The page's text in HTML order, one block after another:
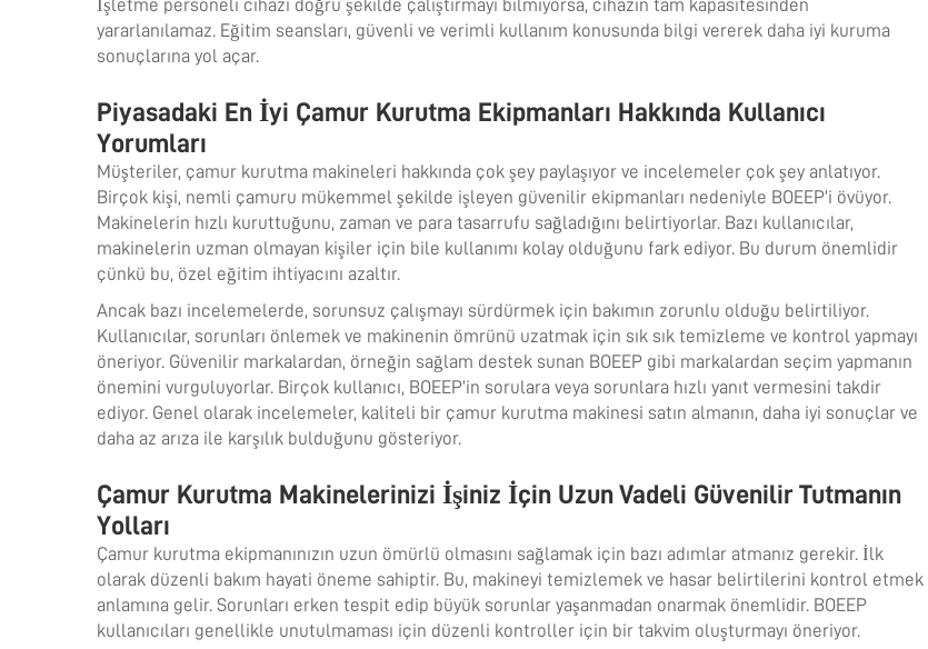
İşletme personeli cihazı doğru şekilde çalıştırmayı bilmiyorsa, cihazın tam kapasitesinden
yararlanılamaz. Eğitim seansları, güvenli ve verimli kullanım konusunda bilgi vererek daha iyi kuruma
sonuçlarına yol açar.
Piyasadaki En İyi Çamur Kurutma Ekipmanları Hakkında Kullanıcı
Yorumları
Müşteriler, çamur kurutma makineleri hakkında çok şey paylaşıyor ve incelemeler çok şey anlatıyor.
Birçok kişi, nemli çamuru mükemmel şekilde işleyen güvenilir ekipmanları nedeniyle BOEEP’i övüyor.
Makinelerin hızlı kuruttuğunu, zaman ve para tasarrufu sağladığını belirtiyorlar. Bazı kullanıcılar,
makinelerin uzman olmayan kişiler için bile kullanımı kolay olduğunu fark ediyor. Bu durum önemlidir
çünkü bu, özel eğitim ihtiyacını azaltır.
Ancak bazı incelemelerde, sorunsuz çalışmayı sürdürmek için bakımın zorunlu olduğu belirtiliyor.
Kullanıcılar, sorunları önlemek ve makinenin ömrünü uzatmak için sık sık temizleme ve kontrol yapmayı
öneriyor. Güvenilir markalardan, örneğin sağlam destek sunan BOEEP gibi markalardan seçim yapmanın
önemini vurguluyorlar. Birçok kullanıcı, BOEEP’in sorulara veya sorunlara hızlı yanıt vermesini takdir
ediyor. Genel olarak incelemeler, kaliteli bir çamur kurutma makinesi satın almanın, daha iyi sonuçlar ve
daha az arıza ile karşılık bulduğunu gösteriyor.
Çamur Kurutma Makinelerinizi İşiniz İçin Uzun Vadeli Güvenilir Tutmanın
Yolları
Çamur kurutma ekipmanınızın uzun ömürlü olmasını sağlamak için bazı adımlar atmanız gerekir. İlk
olarak düzenli bakım hayati öneme sahiptir. Bu, makineyi temizlemek ve hasar belirtilerini kontrol etmek
anlamına gelir. Sorunları erken tespit edip büyük sorunlar yaşanmadan onarmak önemlidir. BOEEP
kullanıcıları genellikle unutulmaması için düzenli kontroller için bir takvim oluşturmayı öneriyor.